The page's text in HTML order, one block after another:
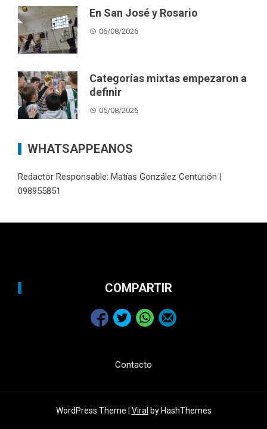
En San José y Rosario
06/08/2026
Categorías mixtas empezaron a
definir
05/08/2026
WHATSAPPEANOS
Redactor Responsable: Matías González Centurión |
098955851
COMPARTIR
Contacto
WordPress Theme | Viral by HashThemes